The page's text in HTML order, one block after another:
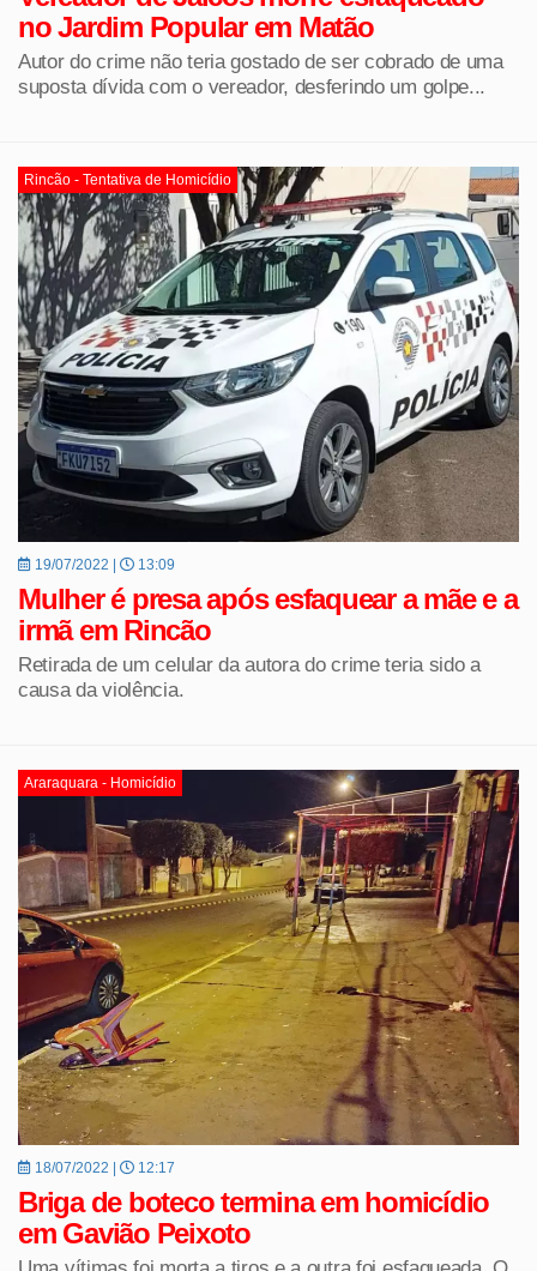
no Jardim Popular em Matão
Autor do crime não teria gostado de ser cobrado de uma
suposta dívida com o vereador, desferindo um golpe...
Rincão - Tentativa de Homicídio
19/07/2022 | 13:09
Mulher é presa após esfaquear a mãe e a
irmã em Rincão
Retirada de um celular da autora do crime teria sido a
causa da violência.
Araraquara - Homicídio
18/07/2022 | 12:17
Briga de boteco termina em homicídio
em Gavião Peixoto